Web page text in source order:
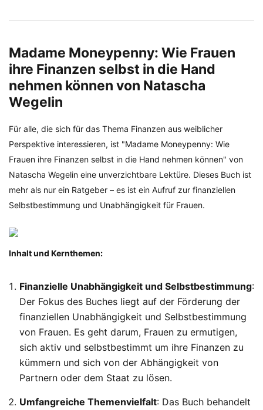
Madame Moneypenny: Wie Frauen
ihre Finanzen selbst in die Hand
nehmen können von Natascha
Wegelin
Für alle, die sich für das Thema Finanzen aus weiblicher
Perspektive interessieren, ist "Madame Moneypenny: Wie
Frauen ihre Finanzen selbst in die Hand nehmen können" von
Natascha Wegelin eine unverzichtbare Lektüre. Dieses Buch ist
mehr als nur ein Ratgeber – es ist ein Aufruf zur finanziellen
Selbstbestimmung und Unabhängigkeit für Frauen.
Inhalt und Kernthemen:
Finanzielle Unabhängigkeit und Selbstbestimmung:
Der Fokus des Buches liegt auf der Förderung der
finanziellen Unabhängigkeit und Selbstbestimmung
von Frauen. Es geht darum, Frauen zu ermutigen,
sich aktiv und selbstbestimmt um ihre Finanzen zu
kümmern und sich von der Abhängigkeit von
Partnern oder dem Staat zu lösen.
Umfangreiche Themenvielfalt: Das Buch behandelt